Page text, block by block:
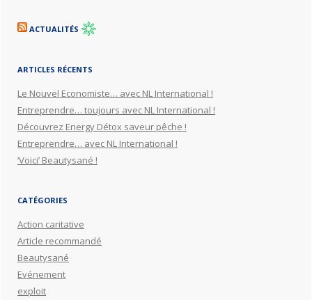
ACTUALITÉS
ARTICLES RÉCENTS
Le Nouvel Economiste… avec NL International !
Entreprendre… toujours avec NL International !
Découvrez Energy Détox saveur pêche !
Entreprendre… avec NL International !
‘Voici’ Beautysané !
CATÉGORIES
Action caritative
Article recommandé
Beautysané
Evénement
exploit